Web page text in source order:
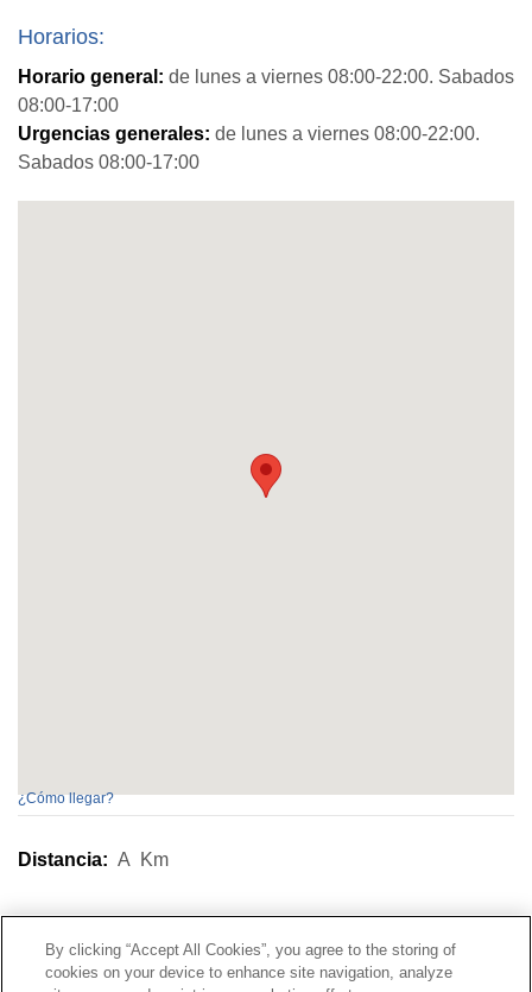
Horarios:
Horario general: de lunes a viernes 08:00-22:00. Sabados
08:00-17:00
Urgencias generales: de lunes a viernes 08:00-22:00.
Sabados 08:00-17:00
¿Cómo llegar?
Distancia: A Km
Línea Universal 900 203 203|Zona Privada Comisión de
Prestaciones Especiales
|Zona Privada Proveedor
By clicking “Accept All Cookies”, you agree to the storing of
cookies on your device to enhance site navigation, analyze